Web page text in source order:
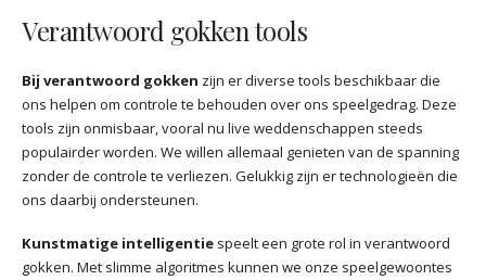
Verantwoord gokken tools
Bij verantwoord gokken zijn er diverse tools beschikbaar die
ons helpen om controle te behouden over ons speelgedrag. Deze
tools zijn onmisbaar, vooral nu live weddenschappen steeds
populairder worden. We willen allemaal genieten van de spanning
zonder de controle te verliezen. Gelukkig zijn er technologieën die
ons daarbij ondersteunen.
Kunstmatige intelligentie speelt een grote rol in verantwoord
gokken. Met slimme algoritmes kunnen we onze speelgewoontes